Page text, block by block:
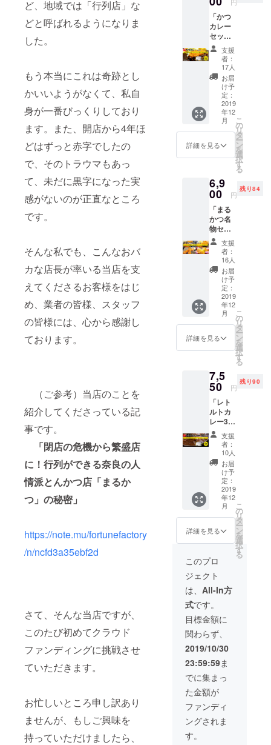
ど、地域では「行列店」な
どと呼ばれるようになりま
した。
もう本当にこれは奇跡とし
かいいようがなくて、私自
身が一番びっくりしており
ます。また、開店から4年ほ
どはずっと赤字でしたの
で、そのトラウマもあっ
て、未だに黒字になった実
感がないのが正直なところ
です。
そんな私でも、こんなおバ
カな店長が率いる当店を支
えてくださるお客様をはじ
め、業者の皆様、スタッフ
の皆様には、心から感謝し
ております。
（ご参考）当店のことを
紹介してくださっている記
事です。
「閉店の危機から繁盛店
に！行列ができる奈良の人
情派とんかつ店「まるか
つ」の秘密」
https://note.mu/fortunefactory
/n/ncfd3a35ebf2d
さて、そんな当店ですが、
このたび初めてクラウド
ファンディングに挑戦させ
ていただきます。
お忙しいところ申し訳あり
ませんが、もしご興味を
持っていただけましたら、
＞2019
年12月
上旬～
中旬
「かつ
カレー
セッ
ト」
（まる
かつ特
製レト
ルトカ
レー
(1kg,約
5～6食
分)×1
個、
ロース
かつ
120g×5
6,300円
（税
込、送
料込 ※
冷蔵
便） ※
ロース
かつ
は、ご
自宅で
揚げて
いただ
く必要
があり
ます。
フライ
パンや
いただ
くこと
はでき
ます
（揚げ
方の説
明書を
同封し
ます）
＜お届
け時期
＞2019
年12月
上旬～
中旬
支援
者：
17人
お届
け予
定：
2019
年12
月
詳細を見る
こ
の
リ
タ
ー
ン
を
選
択
す
る
6,9
00 円
残り84
「まる
かつ名
物セッ
ト」
(ロース
かつ
120g×5
枚, 大え
びフラ
イ×5本,
まるか
つコ
ロッケ
×3個, さ
つまい
ものコ
×2個)
6,900円
（税
込、送
料込 ※
冷蔵
便） ※
ロース
かつ、
大えび
フラ
イ、コ
ロッケ
は、ご
自宅で
揚げて
いただ
ます。
フライ
パンや
厚めの
鍋でも
揚げて
いただ
くこと
はでき
ます
（揚げ
方の説
明書を
同封し
ます）
＜お届
け時期
＞2019
支援
者：
16人
お届
け予
定：
2019
年12
月
詳細を見る
こ
の
リ
タ
ー
ン
を
選
択
す
る
7,5
50 円
残り90
「レト
ルトカ
レー3個
セッ
ト」
（まる
かつ特
製レト
ルトカ
レー
(1kg,約
5～6食
分)×3
個）
7,550円
（税
込、送
料込）
＜お届
け時期
＞2019
年12月
上旬～
中旬
支援
者：
10人
お届
け予
定：
2019
年12
月
詳細を見る
こ
の
リ
タ
ー
ン
を
選
択
す
る
このプロ
ジェクト
は、 All-In方
式です。
目標金額に
関わらず、
2019/10/30
23:59:59ま
でに集まっ
た金額が
ファンディ
ングされま
す。